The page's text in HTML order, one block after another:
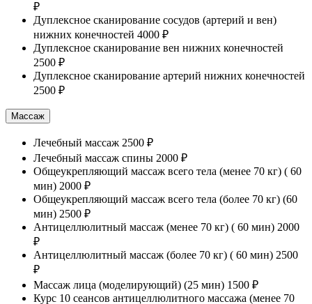
₽
Дуплексное сканирование сосудов (артерий и вен)
нижних конечностей 4000 ₽
Дуплексное сканирование вен нижних конечностей
2500 ₽
Дуплексное сканирование артерий нижних конечностей
2500 ₽
Массаж
Лечебный массаж 2500 ₽
Лечебный массаж спины 2000 ₽
Общеукрепляющий массаж всего тела (менее 70 кг) ( 60
мин) 2000 ₽
Общеукрепляющий массаж всего тела (более 70 кг) (60
мин) 2500 ₽
Антицеллюлитный массаж (менее 70 кг) ( 60 мин) 2000
₽
Антицеллюлитный массаж (более 70 кг) ( 60 мин) 2500
₽
Массаж лица (моделирующий) (25 мин) 1500 ₽
Курс 10 сеансов антицеллюлитного массажа (менее 70